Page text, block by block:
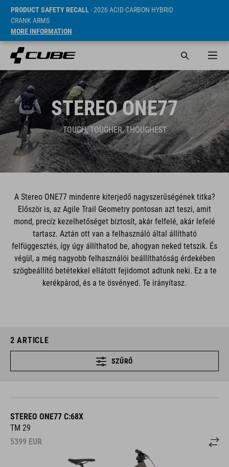
PRODUCT SAFETY RECALL- 2026 ACID CARBON HYBRID
CRANK ARMS
MORE INFORMATION
STEREO ONE77
TOUGH, TOUGHER, THOUGHEST
A Stereo ONE77 mindenre kiterjedő nagyszerűségének titka?
Először is, az Agile Trail Geometry pontosan azt teszi, amit
mond, precíz kezelhetőséget biztosít, akár felfelé, akár lefelé
tartasz. Aztán ott van a felhasználó által állítható
felfüggesztés, így úgy állíthatod be, ahogyan neked tetszik. És
végül, a még nagyobb felhasználói beállíthatóság érdekében
szögbeállító betétekkel ellátott fejidomot adtunk neki. Ez a te
kerékpárod, és a te ösvényed. Te irányítasz.
2 ARTICLE
SZŰRŐ
STEREO ONE77 C:68X
TM 29
5399 EUR